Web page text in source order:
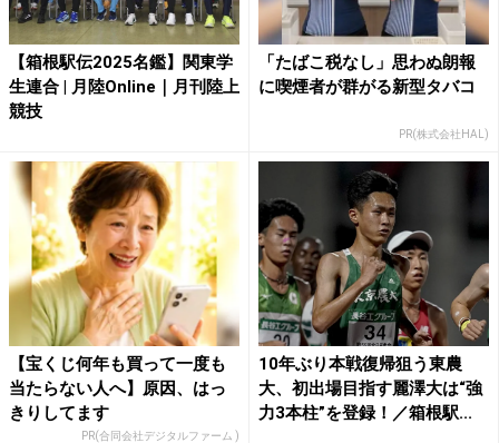
【箱根駅伝2025名鑑】関東学
生連合 | 月陸Online｜月刊陸上
競技
「たばこ税なし」思わぬ朗報
に喫煙者が群がる新型タバコ
PR(株式会社HAL)
【宝くじ何年も買って一度も
当たらない人へ】原因、はっ
きりしてます
PR(合同会社デジタルファーム )
10年ぶり本戦復帰狙う東農
大、初出場目指す麗澤大は“強
力3本柱”を登録！／箱根駅...